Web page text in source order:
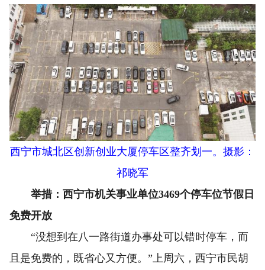
西宁市城北区创新创业大厦停车区整齐划一。摄影：
祁晓军
举措：西宁市机关事业单位3469个停车位节假日
免费开放
“没想到在八一路街道办事处可以错时停车，而
且是免费的，既省心又方便。”上周六，西宁市民胡